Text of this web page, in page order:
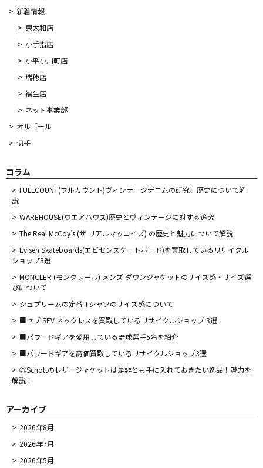
新着情報
東大和店
小手指店
小平小川町店
瑞穂店
福生店
ネット事業部
オルゴール
切手
コラム
FULLCOUNT(フルカウント)ヴィンテージデニムの研究、歴史について解
説
WAREHOUSE(ウエアハウス)歴史とヴィンテージに対する追究
The Real McCoy’s (ザ リアルマッコイズ) の歴史と魅力について解説
Evisen Skateboards(エビセンスケートボード)を買取しているリサイクル
ショップ3選
MONCLER (モンクレール) メンズ ダウンジャケットのサイズ感・サイズ選
びについて
シュプリームの定番 Tシャツのサイズ感について
■セブ SEV ネックレスを買取しているリサイクルショップ 3選
■パワードギアを愛用している野球選手5名を紹介
■パワードギアを高価買取しているリサイクルショップ3選
◎Schottのレザージャケットは是非とも手に入れておきたい逸品！魅力を
解説！
アーカイブ
2026年8月
2026年7月
2026年5月